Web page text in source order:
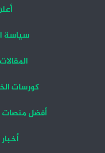
سياسة
كورسات
أفضل منصات